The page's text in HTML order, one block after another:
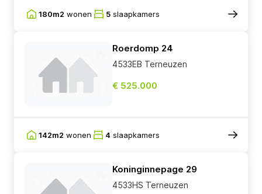
180m2 wonen 5 slaapkamers
Roerdomp 24
4533EB Terneuzen
€ 525.000
142m2 wonen 4 slaapkamers
Koninginnepage 29
4533HS Terneuzen